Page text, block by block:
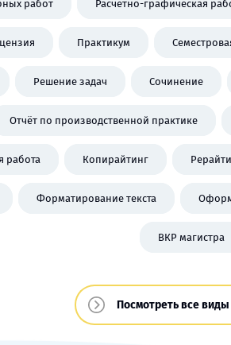
работ Расчётно-графическая
Практикум
Решение задач Сочинение
Отчёт по производственной практике
работа Копирайтинг
Форматирование текста
ВКР магистра
Посмотреть все